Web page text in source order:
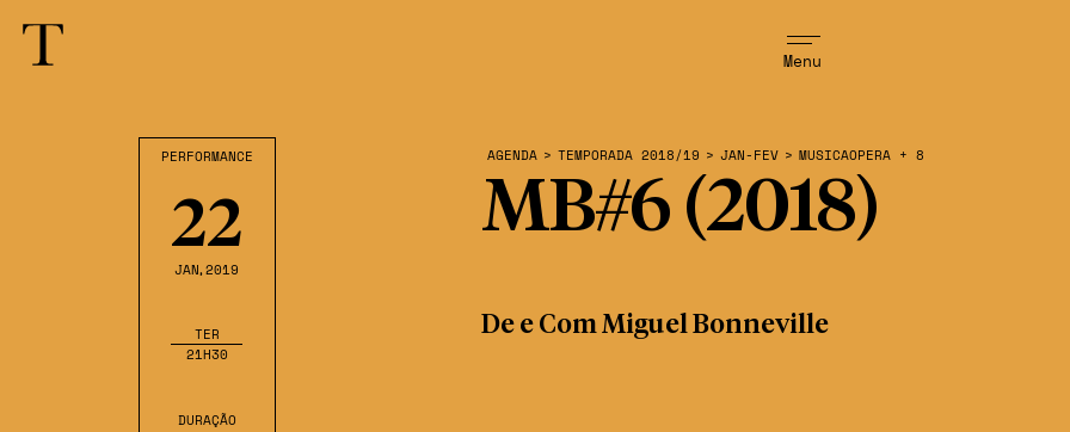
Menu
MB#6 (2018)
PERFORMANCE
22
JAN,2019
TER
21H30
DURAÇÃO
AGENDA > TEMPORADA 2018/19 > JAN-FEV > MUSICAOPERA + 8
De e Com Miguel Bonneville